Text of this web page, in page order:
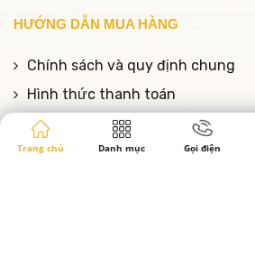
HƯỚNG DẪN MUA HÀNG
Chính sách và quy định chung
Hình thức thanh toán
Chính sách vận chuyển, giao hàng
Chính sách bảo hành
Trang chủ Danh mục Gọi điện